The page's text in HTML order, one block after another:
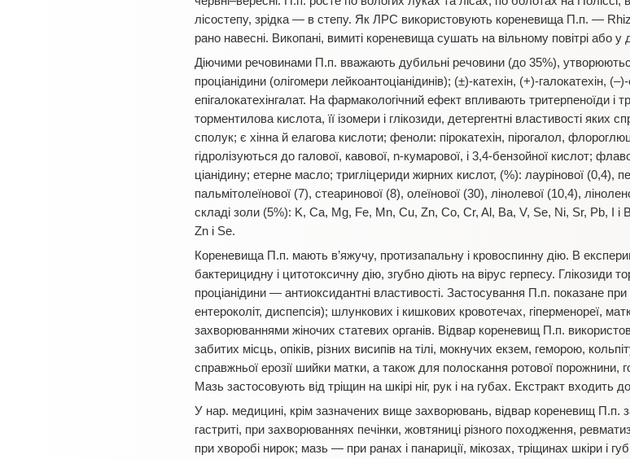
лісостепу, зрідка — в степу. Як ЛРС використовують кореневища П.п. —
рано навесні. Викопані, вимиті кореневища сушать на вільному повітрі або
Діючими речовинами П.п. вважають дубильні речовини (до 35%), утворюються
проціанідини (олігомери лейкоантоціанідинів); (±)-катехін, (+)-галокатехін,
епігалокатехінгалат. На фармакологічний ефект впливають тритерпеноїди і
торментилова кислота, її ізомери і глікозиди, детергентні властивості яких
сполук; є хінна й елагова кислоти; феноли: пірокатехін, пірогалол,
гідролізуються до галової, кавової, n-кумарової, і 3,4-бензойної кислот;
ціанідину; етерне масло; тригліцериди жирних кислот, (%): лаурінової (0,4),
пальмітолеїнової (7), стеаринової (8), олеїнової (30), лінолевої (10,4),
складі золи (5%): K, Ca, Mg, Fe, Mn, Cu, Zn, Co, Cr, Al, Ba, V, Se, Ni, Sr, Pb, I i
Zn i Se.
Кореневища П.п. мають в’яжучу, протизапальну і кровоспинну дію. В
бактерицидну і цитотоксичну дію, згубно діють на вірус герпесу. Глікозиди
проціанідини — антиоксидантні властивості. Застосування П.п. показане
ентероколіт, диспепсія); шлункових i кишкових кровотечах, гіперменореї,
захворюваннями жіночих статевих органів. Відвар кореневищ П.п.
забитих місць, опіків, різних висипів на тілі, мокнучих екзем, геморою,
справжньої ерозії шийки матки, а також для полоскання ротової порожнини,
Мазь застосовують від тріщин на шкірі ніг, рук і на губах. Екстракт входить
У нар. медицині, крім зазначених вище захворювань, відвар кореневищ П.п.
гастриті, при захворюваннях печінки, жовтяниці різного походження,
при хворобі нирок; мазь — при ранах і панариції, мікозах, тріщинах шкіри і